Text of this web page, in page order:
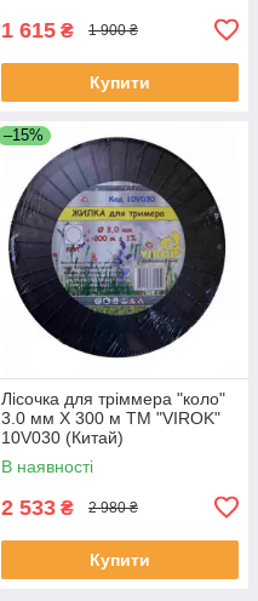
1 615 ₴ 1 900 ₴
Купити
–15%
Лісочка для тріммера "коло"
3.0 мм X 300 м ТМ "VIROK"
10V030 (Китай)
В наявності
2 533 ₴ 2 980 ₴
Купити